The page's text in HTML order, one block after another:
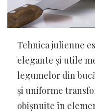
Tehnica julienne
elegante și utile
legumelor din
și uniforme
obișnuite în